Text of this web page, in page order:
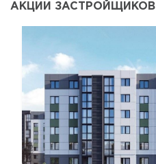
АКЦИИ ЗАСТРОЙЩИКОВ